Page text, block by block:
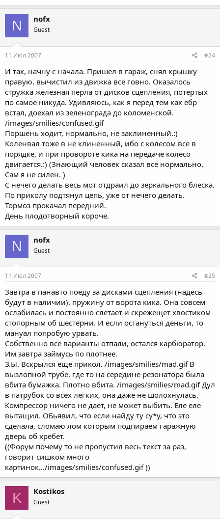
N nofx
Guest
11 Июл 2007 #24
И так, начну с начала. Пришел в гараж, снял крышку
правую, вычистил из движка все говно. Оказалось
стружка железная перла от дисков сцепления, потертых
по самое никуда. Удивляюсь, как я перед тем как ебр
встал, доехал из зеленограда до коломенской.
/images/smilies/confused.gif
Поршень ходит, нормально, не заклиненный.:)
Коленвал тоже в не клиненный, ибо с колесом все в
порядке, и при провороте кика на передаче колесо
двигается.:) (Знающий человек сказал все нормально.
Сам я не силен. )
С нечего делать весь мот отдраил до зеркального блеска.
По приколу подтянул цепь, уже от нечего делать.
Тормоз прокачал передний.
День плодотворный короче.
N nofx
Guest
11 Июл 2007 #25
Завтра в панавто поеду за дисками сцепления (надесь
будут в наличии), пружину от ворота кика. Она совсем
ослабилась и постоянно слетает и скрежещет хвостиком
стопорным об шестерни. И если остануться деньги, то
мануал попробую урвать.
Собственно все варианты отпали, остался карбюратор.
Им завтра займусь по плотнее.
З.Ы. Вскрылся еще прикол. /images/smilies/mad.gif В
вызлопной трубе, где то на середине резонатора была
вбита бумажка. Плотно вбита. /images/smilies/mad.gif Дул
в патрубок со всех легких, она даже не шолохнулась.
Компрессор ничего не дает, не может выбить. Еле еле
вытащил. ОБьявил, что если найду ту су*у, что это
сделала, сломаю лом которым подпираем гаражную
дверь об хребет.
((Форум почему то не пропустил весь текст за раз,
говорит сишком много
картинок.../images/smilies/confused.gif ))
K Kostikos
Guest